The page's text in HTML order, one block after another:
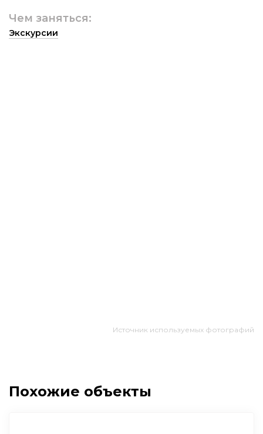
Чем заняться:
Экскурсии
Источник используемых фотографий
Похожие объекты